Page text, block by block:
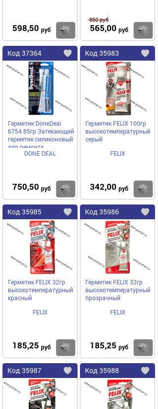
598,50 руб Купить
850руб
565,00 руб
Код 37364
Добавить
избранное
Герметик DoneDeal
6754 85гр Затекающий
герметик силиконовый
для ремонта
автомобильных стекол
DONE DEAL
750,50 руб Купить
Код 35983
Герметик FELIX 100гр
высокотемпературный
серый
FELIX
342,00 руб
Код 35985
Добавить
избранное
Герметик FELIX 32гр
высокотемпературный
красный
FELIX
185,25 руб Купить
Код 35986
Герметик FELIX 32гр
высокотемпературный
прозрачный
FELIX
185,25 руб
Код 35987
Добавить
избранное
Код 35988